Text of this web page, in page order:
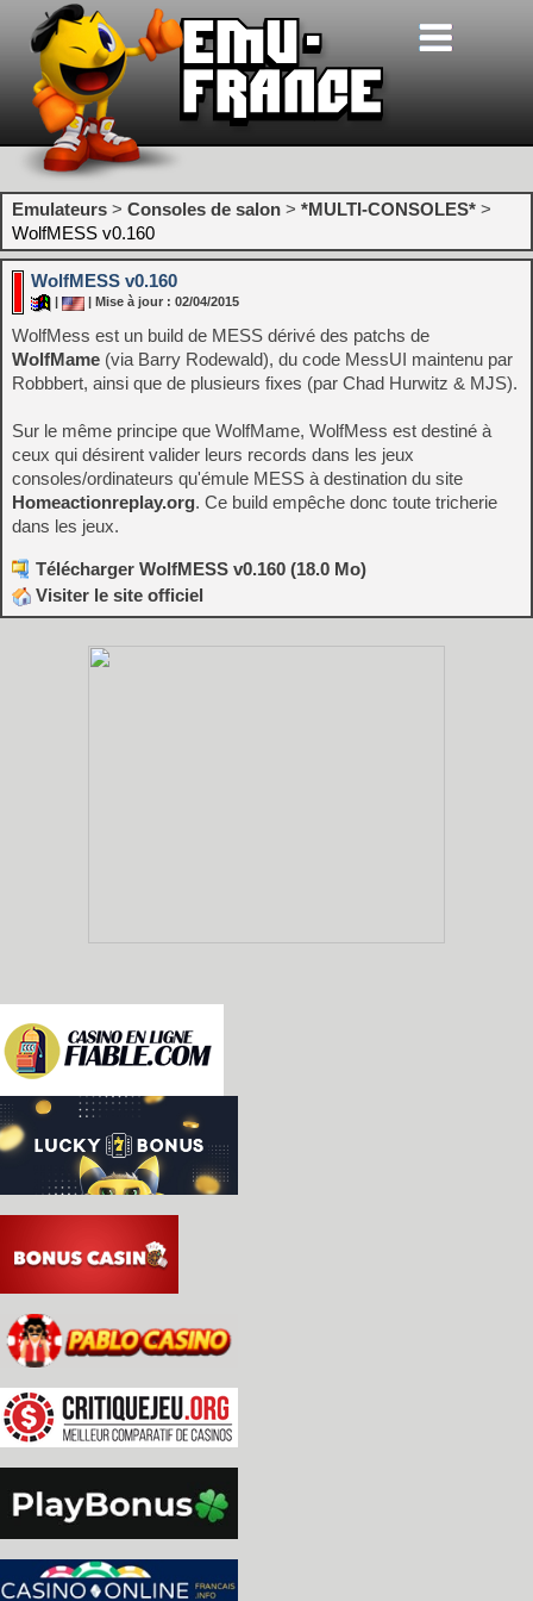
Emulateurs > Consoles de salon > *MULTI-CONSOLES* >
WolfMESS v0.160
WolfMESS v0.160
| Mise à jour : 02/04/2015
WolfMess est un build de MESS dérivé des patchs de
WolfMame (via Barry Rodewald), du code MessUI maintenu par
Robbbert, ainsi que de plusieurs fixes (par Chad Hurwitz & MJS).
Sur le même principe que WolfMame, WolfMess est destiné à
ceux qui désirent valider leurs records dans les jeux
consoles/ordinateurs qu'émule MESS à destination du site
Homeactionreplay.org. Ce build empêche donc toute tricherie
dans les jeux.
Télécharger WolfMESS v0.160 (18.0 Mo)
Visiter le site officiel